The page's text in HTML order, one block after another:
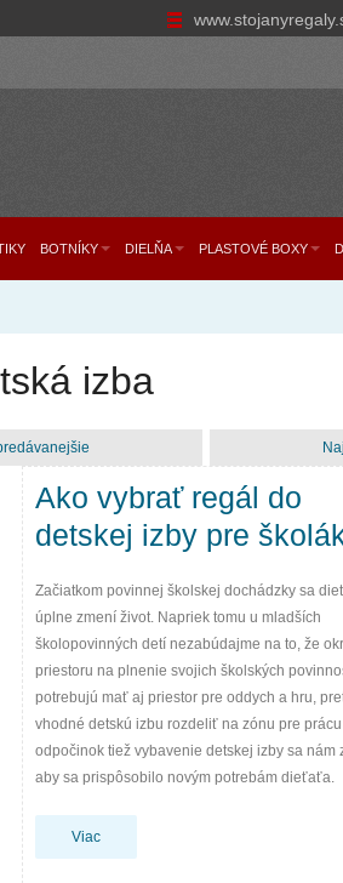
BOTNÍKY DIELŇA PLASTOVÉ BOXY
izba
Ako vybrať regál do
detskej izby pre
Začiatkom povinnej školskej dochádzky sa
úplne zmení život. Napriek tomu u mladších
školopovinných detí nezabúdajme na to, že
priestoru na plnenie svojich školských
potrebujú mať aj priestor pre oddych a hru,
vhodné detskú izbu rozdeliť na zónu pre
odpočinok tiež vybavenie detskej izby sa nám
aby sa prispôsobilo novým potrebám dieťaťa.
Viac